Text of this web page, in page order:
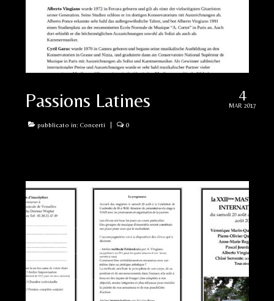
4
MAR 2017
Passions Latines
pubblicato in: Concerti 0